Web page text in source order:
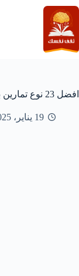
التجاوز
إلى
المحتوى
افضل 23 نوع تمارين بيلاتس لجسم مثالي
19 يناير، 2025